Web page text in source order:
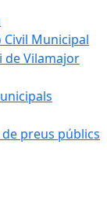
Civil Municipal
de Vilamajor
preus públics